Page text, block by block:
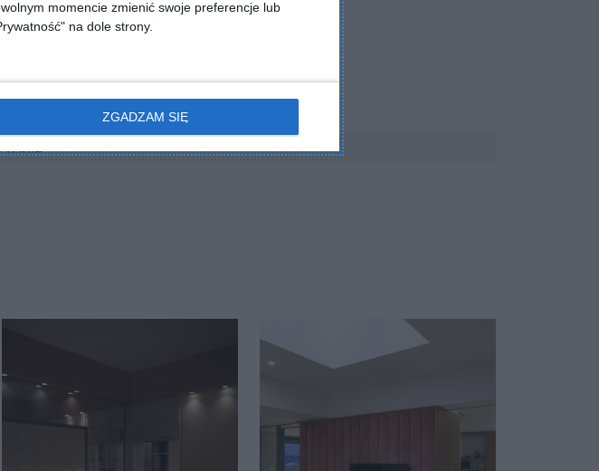
momencie zmienić swoje preferencje lub
na dole strony.
ZGADZAM SIĘ